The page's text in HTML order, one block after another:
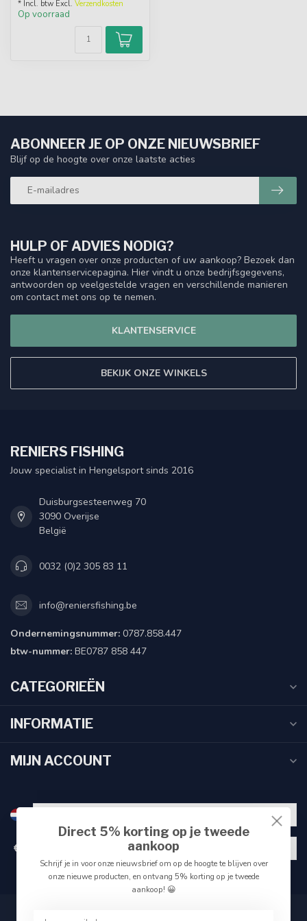
* Incl. btw Excl. Verzendkosten
Op voorraad
HULP OF ADVIES NODIG?
Heeft u vragen over onze producten of uw aankoop? Bezoek dan
onze klantenservicepagina. Hier vindt u onze bedrijfsgegevens,
antwoorden op veelgestelde vragen en verschillende manieren
om contact met ons op te nemen.
KLANTENSERVICE
BEKIJK ONZE WINKELS
ABONNEER JE OP ONZE NIEUWSBRIEF
Blijf op de hoogte over onze laatste acties
RENIERS FISHING
Jouw specialist in Hengelsport sinds 2016
Duisburgsesteenweg 70
3090 Overijse
België
0032 (0)2 305 83 11
info@reniersfishing.be
Ondernemingsnummer: 0787.858.447
btw-nummer: BE0787 858 447
CATEGORIEËN
INFORMATIE
MIJN ACCOUNT
€
Direct 5% korting op je tweede
aankoop
Schrijf je in voor onze nieuwsbrief om op de hoogte te blijven over
onze nieuwe producten, en ontvang 5% korting op je tweede
aankoop! 😀